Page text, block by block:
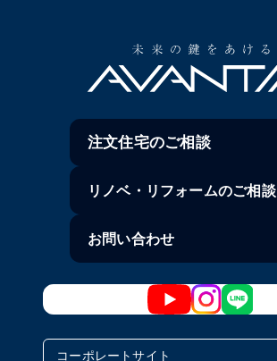
注文住宅のご相談
リノベ・リフォームのご相談
お問い合わせ
コーポレートサイト